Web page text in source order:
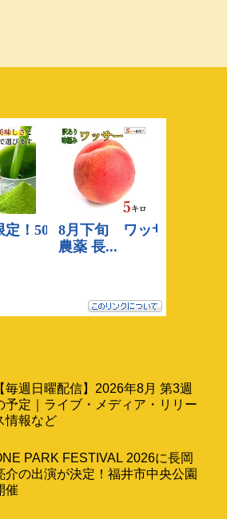
【毎週日曜配信】2026年8月 第3週
予定｜ライブ・メディア・リリー
情報など
PARK FESTIVAL 2026に長岡
介の出演が決定！福井市中央公園
催